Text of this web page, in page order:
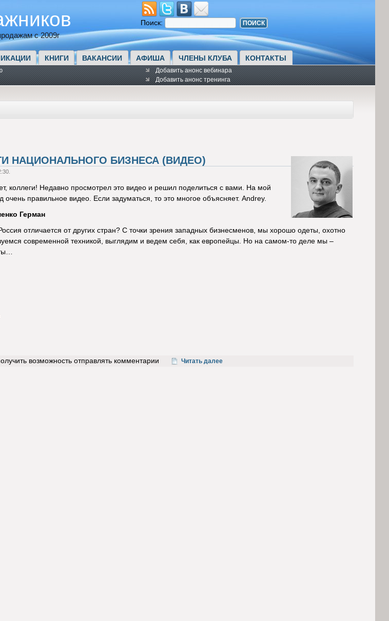
с 2009г
Поиск:
КНИГИ ВАКАНСИИ АФИША ЧЛЕНЫ КЛУБА КОНТАКТЫ
Добавить анонс вебинара
Добавить анонс тренинга
НАЦИОНАЛЬНОГО БИЗНЕСА (ВИДЕО)
коллеги! Недавно просмотрел это видео и решил поделиться с вами. На мой
очень правильное видео. Если задуматься, то это многое объясняет. Andrey.
Герман
отличается от других стран? С точки зрения западных бизнесменов, мы хорошо одеты, охотно
современной техникой, выглядим и ведем себя, как европейцы. Но на самом-то деле мы –
возможность отправлять комментарии Читать далее